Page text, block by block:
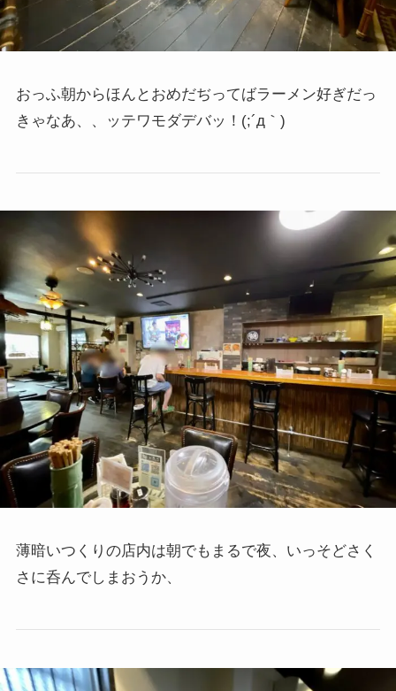
おっふ朝からほんとおめだぢってばラーメン好ぎだっ
きゃなあ、、ッテワモダデバッ！(;´д｀)
薄暗いつくりの店内は朝でもまるで夜、いっそどさく
さに呑んでしまおうか、